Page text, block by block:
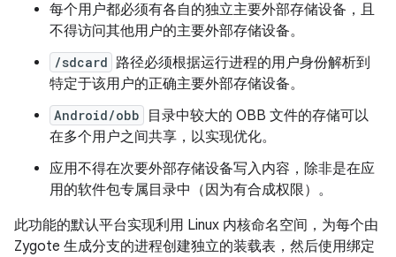
每个用户都必须有各自的独立主要外部存储设备，且
不得访问其他用户的主要外部存储设备。
/sdcard 路径必须根据运行进程的用户身份解析到
特定于该用户的正确主要外部存储设备。
Android/obb
目录中较大的 OBB 文件的存储可以
在多个用户之间共享，以实现优化。
应用不得在次要外部存储设备写入内容，除非是在应
用的软件包专属目录中（因为有合成权限）。
此功能的默认平台实现利用 Linux 内核命名空间，为每个由
Zygote 生成分支的进程创建独立的装载表，然后使用绑定